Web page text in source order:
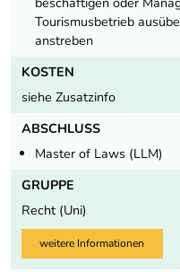
Tourismusbetrieb
anstreben
KOSTEN
siehe Zusatzinfo
ABSCHLUSS
Master of Laws (LLM)
GRUPPE
Recht (Uni)
weitere Informationen